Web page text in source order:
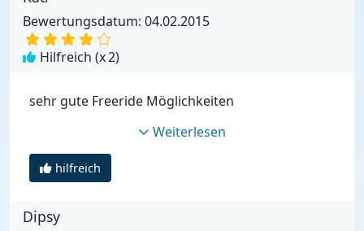
Bewertungsdatum: 04.02.2015
Hilfreich (x2)
sehr gute Freeride Möglichkeiten
Weiterlesen
hilfreich
Dipsy